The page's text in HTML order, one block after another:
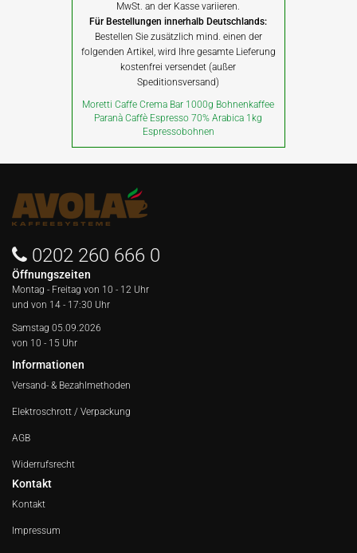
MwSt. an der Kasse variieren.
Für Bestellungen innerhalb Deutschlands:
Bestellen Sie zusätzlich mind. einen der
folgenden Artikel, wird Ihre gesamte Lieferung
kostenfrei versendet (außer
Speditionsversand)
Moretti Caffe Crema Bar 1000g Bohnenkaffee
Paranà Caffè Espresso 70% Arabica 1kg
Espressobohnen
0202 260 666 0
Öffnungszeiten
Montag - Freitag von 10 - 12 Uhr
und von 14 - 17:30 Uhr
Samstag 05.09.2026
von 10 - 15 Uhr
Informationen
Versand- & Bezahlmethoden
Elektroschrott / Verpackung
AGB
Widerrufsrecht
Kontakt
Kontakt
Impressum